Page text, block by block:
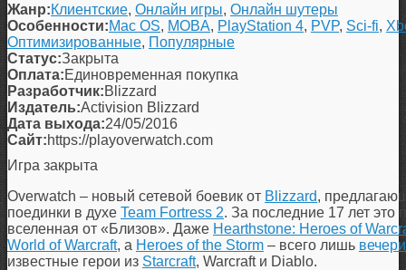
Жанр:Клиентские, Онлайн игры, Онлайн шутеры
Особенности:Mac OS, MOBA, PlayStation 4, PVP, Sci-fi,
Оптимизированные, Популярные
Статус:Закрыта
Оплата:Единовременная покупка
Разработчик:Blizzard
Издатель:Activision Blizzard
Дата выхода:24/05/2016
Сайт:https://playoverwatch.com
Игра закрыта
Overwatch – новый сетевой боевик от Blizzard,
поединки в духе Team Fortress 2. За последние 17 лет это
вселенная от «Близов». Даже Hearthstone: Heroes of
World of Warcraft, а Heroes of the Storm – всего лишь
известные герои из Starcraft, Warcraft и Diablo.